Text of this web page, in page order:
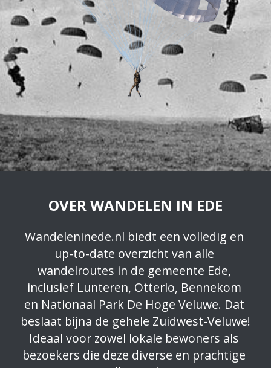
OVER WANDELEN IN EDE
Wandeleninede.nl biedt een volledig en
up-to-date overzicht van alle
wandelroutes in de gemeente Ede,
inclusief Lunteren, Otterlo, Bennekom
en Nationaal Park De Hoge Veluwe. Dat
beslaat bijna de gehele Zuidwest-Veluwe!
Ideaal voor zowel lokale bewoners als
bezoekers die deze diverse en prachtige